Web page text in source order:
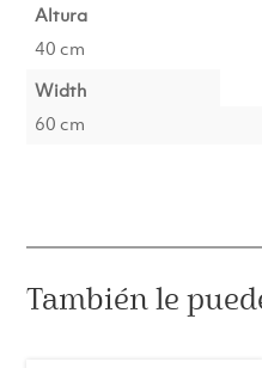
Altura
40 cm
Width
60 cm
También le